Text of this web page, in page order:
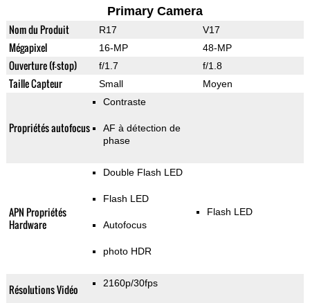
Primary Camera
Nom du Produit R17 V17
Mégapixel 16-MP 48-MP
Ouverture (f-stop) f/1.7 f/1.8
Taille Capteur Small Moyen
Propriétés autofocus
Contraste
AF à détection de
phase
APN Propriétés
Hardware
Double Flash LED
Flash LED
Autofocus
photo HDR
Flash LED
Résolutions Vidéo 2160p/30fps